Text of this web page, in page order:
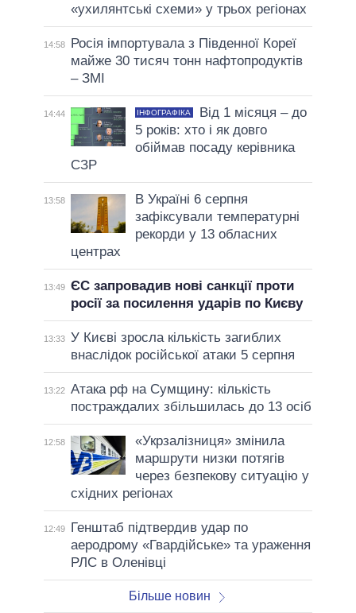
«ухилянтські схеми» у трьох регіонах
14:58
Росія імпортувала з Південної Кореї
майже 30 тисяч тонн нафтопродуктів
– ЗМІ
14:44 ІНФОГРАФІКА
Від 1 місяця – до
5 років: хто і як довго
обіймав посаду керівника
СЗР
13:58
В Україні 6 серпня
зафіксували температурні
рекорди у 13 обласних
центрах
13:49 ЄС запровадив нові санкції проти
росії за посилення ударів по Києву
13:33 У Києві зросла кількість загиблих
внаслідок російської атаки 5 серпня
13:22 Атака рф на Сумщину: кількість
постраждалих збільшилась до 13 осіб
12:58
«Укрзалізниця» змінила
маршрути низки потягів
через безпекову ситуацію у
східних регіонах
12:49
Генштаб підтвердив удар по
аеродрому «Гвардійське» та ураження
РЛС в Оленівці
Більше новин